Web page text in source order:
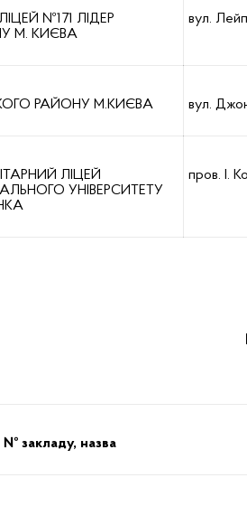
№171 ЛІДЕР
М. КИЄВА
вул.
РАЙОНУ М.КИЄВА вул.
ЛІЦЕЙ
УНІВЕРСИТЕТУ
пров. І.
№ закладу, назва